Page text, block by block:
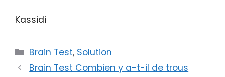
Kassidi
Catégories
Brain Test, Solution
Brain Test Combien y a-t-il de trous